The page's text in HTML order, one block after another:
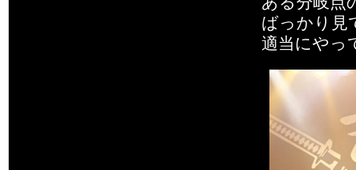
ばっかり見
適当にやっ